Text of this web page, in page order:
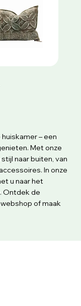
– een
Met onze
naar buiten, van
In onze
u naar het
Ontdek de
of maak